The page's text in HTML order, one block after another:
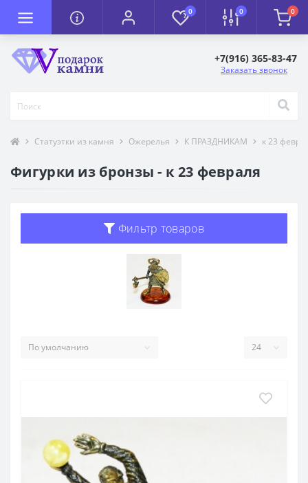
0 0 0
+7(916) 365-83-47
Заказать звонок
Статуэтки из камня Ожерелья К ПРАЗДНИКАМ к 23
Фигурки из бронзы - к 23 февраля
Фильтр товаров